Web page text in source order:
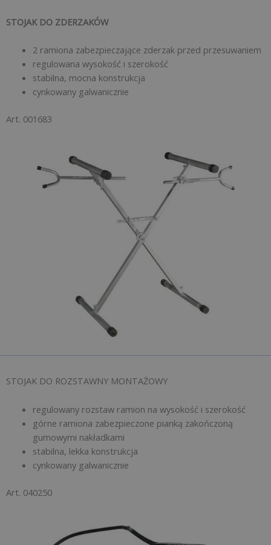
STOJAK DO ZDERZAKÓW
2 ramiona zabezpieczające zderzak przed przesuwaniem
regulowana wysokość i szerokość
stabilna, mocna konstrukcja
cynkowany galwanicznie
Art. 001683
STOJAK DO ROZSTAWNY MONTAŻOWY
regulowany rozstaw ramion na wysokość i szerokość
górne ramiona zabezpieczone pianką zakończoną
gumowymi nakładkami
stabilna, lekka konstrukcja
cynkowany galwanicznie
Art. 040250